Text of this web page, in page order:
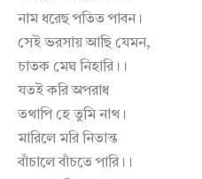
নাম ধরেছ পতিত পাবন।
সেই ভরসায় আছি যেমন,
চাতক মেঘ নিহারি।।
যতই করি অপরাধ
তথাপি হে তুমি নাথ।
মারিলে মরি নিতান্ত
বাঁচালে বাঁচতে পারি।।